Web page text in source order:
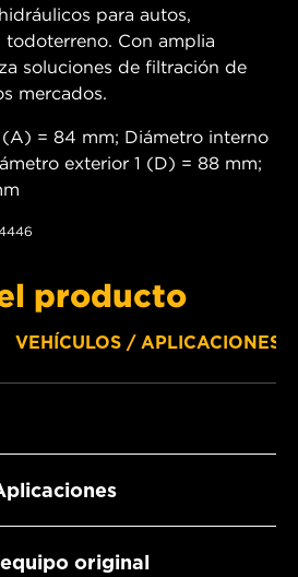
para autos,
Con amplia
soluciones de filtración de
mercados.
= 84 mm; Diámetro interno
exterior 1 (D) = 88 mm;
producto
VEHÍCULOS / APLICACIONES
original